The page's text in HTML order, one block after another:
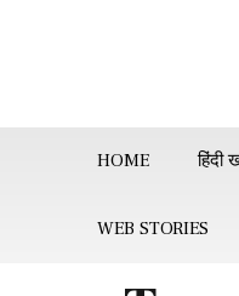
HOME हिंदी
WEB STORIES